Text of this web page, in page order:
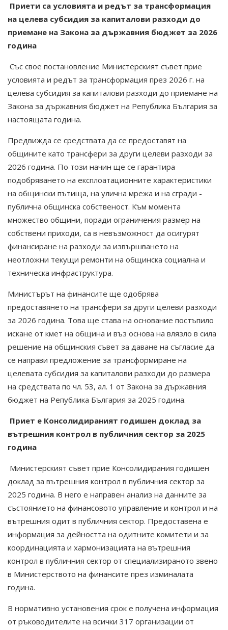
Приети са условията и редът за трансформация
на целева субсидия за капиталови разходи до
приемане на Закона за държавния бюджет за 2026
година
Със свое постановление Министерският съвет прие
условията и редът за трансформация през 2026 г. на
целева субсидия за капиталови разходи до приемане на
Закона за държавния бюджет на Република България за
настоящата година.
Предвижда се средствата да се предоставят на
общините като трансфери за други целеви разходи за
2026 година. По този начин ще се гарантира
подобряването на експлоатационните характеристики
на общински пътища, на улична мрежа и на сгради -
публична общинска собственост. Към момента
множество общини, поради ограничения размер на
собствени приходи, са в невъзможност да осигурят
финансиране на разходи за извършването на
неотложни текущи ремонти на общинска социална и
техническа инфраструктура.
Министърът на финансите ще одобрява
предоставянето на трансфери за други целеви разходи
за 2026 година. Това ще става на основание постъпило
искане от кмет на община и въз основа на влязло в сила
решение на общинския съвет за даване на съгласие да
се направи предложение за трансформиране на
целевата субсидия за капиталови разходи до размера
на средствата по чл. 53, ал. 1 от Закона за държавния
бюджет на Република България за 2025 година.
Приет е Консолидираният годишен доклад за
вътрешния контрол в публичния сектор за 2025
година
Министерският съвет прие Консолидирания годишен
доклад за вътрешния контрол в публичния сектор за
2025 година. В него е направен анализ на данните за
състоянието на финансовото управление и контрол и на
вътрешния одит в публичния сектор. Предоставена е
информация за дейността на одитните комитети и за
координацията и хармонизацията на вътрешния
контрол в публичния сектор от специализираното звено
в Министерството на финансите през изминалата
година.
В нормативно установения срок е получена информация
от ръководителите на всички 317 организации от